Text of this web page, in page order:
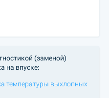
(заменой)
на впуске:
температуры выхлопных